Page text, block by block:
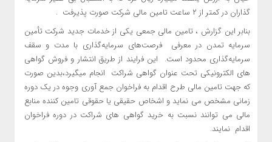
گذاران در کمتر از ۲ ساعت تامین مالی شرکت صورت پذیرفت .
بنابر این گزارش ، تامین مالی جمعی یکی از خدمات جدید شرکت تأمین
سرمایه تمدن در معرفی فرصت‌های سرمایه‌گذاری با مدت و سقف
سرمایه‌گذاری محدود است. این فرایند از طریق انتشار و فروش گواهی
های الکترونیکی تحت عنوان گواهی شراکت انجام میگیرد،بدین صورت
که جهت تامین مالی طرح اقدام به فراخوان جمع آوری وجوه در یک دوره
زمانی مشخص می نماید و اشخاص حقیقی یا حقوقی تامین کننده منابع
مالی می توانند نسبت به خرید گواهی های شراکت در دوره فراخوان
اقدام نمایند.